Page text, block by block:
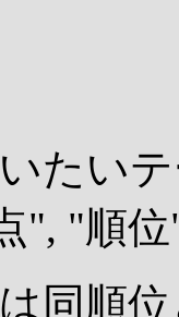
たい
", "順
同順